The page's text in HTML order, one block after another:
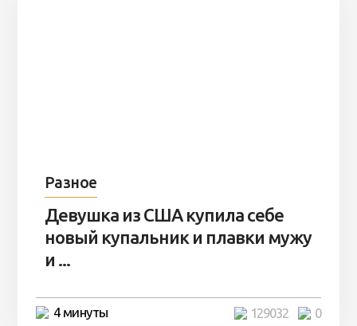
Разное
Девушка из США купила себе
новый купальник и плавки мужу
и ...
4 минуты 0
129032